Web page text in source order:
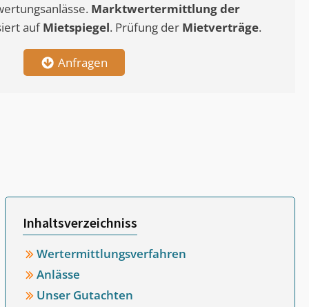
Marktwertermittlungder
aufMietspiegel. Prüfung der Mietverträge.
Anfragen
Inhaltsverzeichniss
Wertermittlungsverfahren
Anlässe
Unser Gutachten